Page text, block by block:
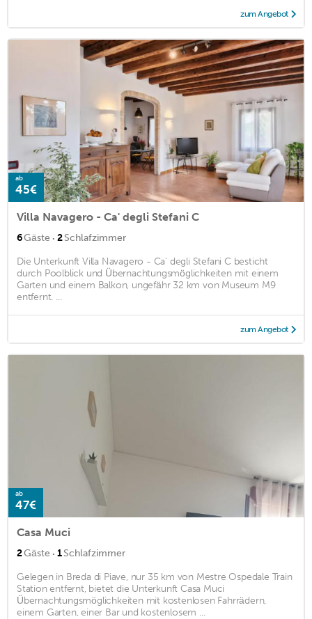
zum Angebot
ab
45€
Villa Navagero - Ca' degli Stefani C
6Gäste · 2Schlafzimmer
Die Unterkunft Villa Navagero - Ca' degli Stefani C besticht
durch Poolblick und Übernachtungsmöglichkeiten mit einem
Garten und einem Balkon, ungefähr 32 km von Museum M9
entfernt. ...
zum Angebot
ab
47€
Casa Muci
2Gäste · 1Schlafzimmer
Gelegen in Breda di Piave, nur 35 km von Mestre Ospedale Train
Station entfernt, bietet die Unterkunft Casa Muci
Übernachtungsmöglichkeiten mit kostenlosen Fahrrädern,
einem Garten, einer Bar und kostenlosem ...